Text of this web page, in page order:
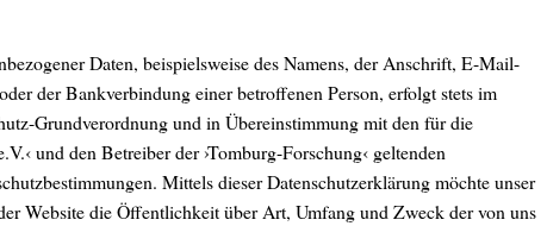
Daten, beispielsweise des Namens, der Anschrift, E-Mail-
der Bankverbindung einer betroffenen Person, erfolgt stets im
Grundverordnung und in Übereinstimmung mit den für die
und den Betreiber der ›Tomburg-Forschung‹ geltenden
Mittels dieser Datenschutzerklärung möchte unser
Website die Öffentlichkeit über Art, Umfang und Zweck der von uns